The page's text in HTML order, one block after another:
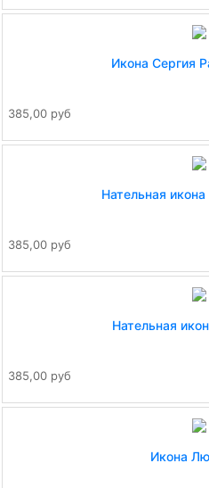
Икона Сергия
385,00 руб
Нательная
385,00 руб
Нательная
385,00 руб
Икона